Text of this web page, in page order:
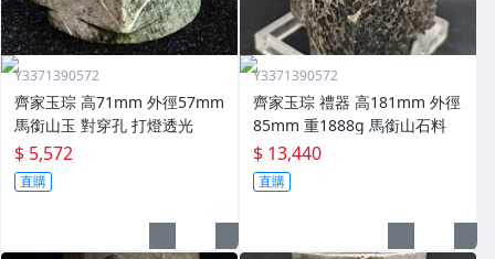
Y3371390572
齊家玉琮 高71mm 外徑57mm
馬銜山玉 對穿孔 打燈透光
$ 5,572
直購
Y3371390572
齊家玉琮 禮器 高181mm 外徑
85mm 重1888g 馬銜山石料
$ 13,440
直購